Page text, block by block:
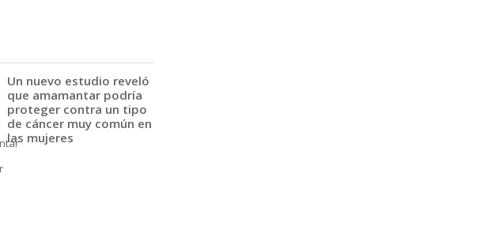
Un nuevo estudio reveló
que amamantar podría
proteger contra un tipo
de cáncer muy común en
las mujeres